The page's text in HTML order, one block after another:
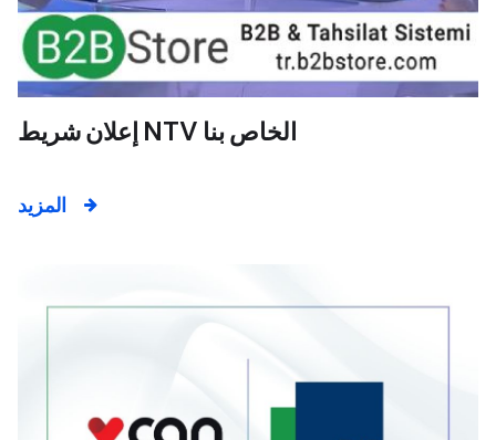
إعلان شريط NTV الخاص بنا
المزيد